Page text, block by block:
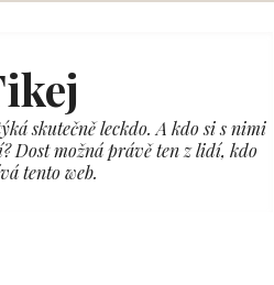
skutečně leckdo. A kdo si s nimi
Dost možná právě ten z lidí, kdo
tento web.